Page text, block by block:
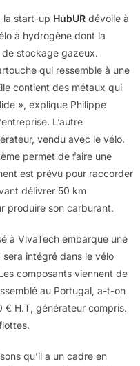
la start-up HubUR dévoile à
à hydrogène dont la
stockage gazeux.
qui ressemble à une
contient des métaux qui
», explique Philippe
L’autre
vendu avec le vélo.
permet de faire une
est prévu pour raccorder
délivrer 50 km
produire son carburant.
à VivaTech embarque une
intégré dans le vélo
composants viennent de
au Portugal, a-t-on
H.T, générateur compris.
qu’il a un cadre en